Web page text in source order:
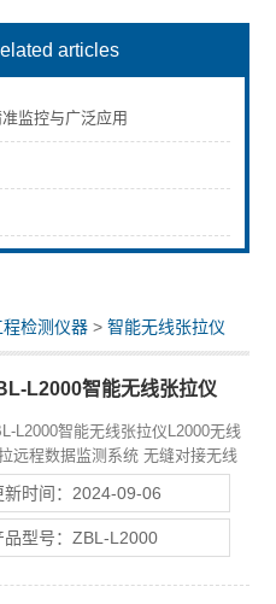
articles
监控与广泛应用
程检测仪器 >智能无线张拉仪
L2000智能无线张拉仪
L2000智能无线张拉仪L2000无线
远程数据监测系统 无缝对接无线
远程数据监测系统 无线通讯距离
米（空旷条件下） 应用领域：专
预应力张拉施工设计的自动设备，按
设程序控制液压系统自动完成加
新时间：2024-09-06
品型号：ZBL-L2000